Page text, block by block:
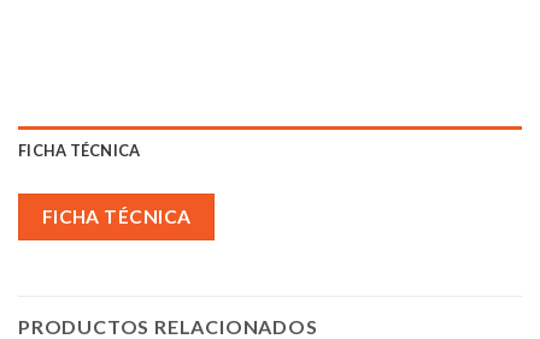
FICHA TÉCNICA
FICHA TÉCNICA
PRODUCTOS RELACIONADOS